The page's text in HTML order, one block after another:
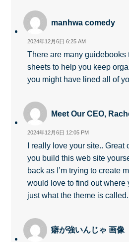
manhwa comedy
2024年12月6日 6:25 AM
There are many guidebooks
sheets to help you keep
you might have lined all of
Meet Our CEO,
2024年12月6日 12:05 PM
I really love your site.. Great
you build this web site
back as I’m trying to create
would love to find out where
just what the theme is
癖が強いんじゃ 画像